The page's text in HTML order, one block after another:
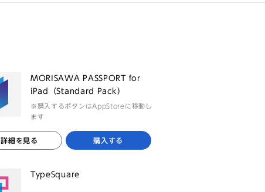
MORISAWA PASSPORT for
iPad（Standard Pack）
※購入するボタンはAppStoreに移動し
ます
詳細を見る 購入する
TypeSquare